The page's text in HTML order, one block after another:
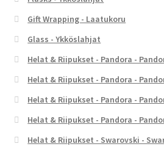
Gift Wrapping - Laatukoru
Glass - Ykköslahjat
Helat & Riipukset - Pandora -
Helat & Riipukset - Pandora -
Helat & Riipukset - Pandora -
Helat & Riipukset - Pandora -
Helat & Riipukset - Swarovski -